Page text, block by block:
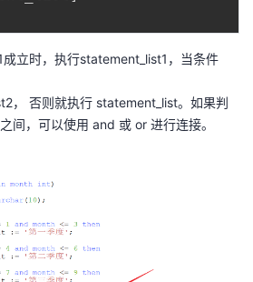
立时，执行statement_list1，当条件
， 否则就执行 statement_list。如果判
间，可以使用 and 或 or 进行连接。